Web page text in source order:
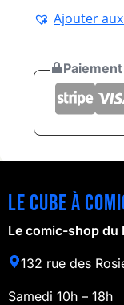
Ajouter
Le cube à
Le comic-shop du
132 rue des
Samedi 10h – 18h